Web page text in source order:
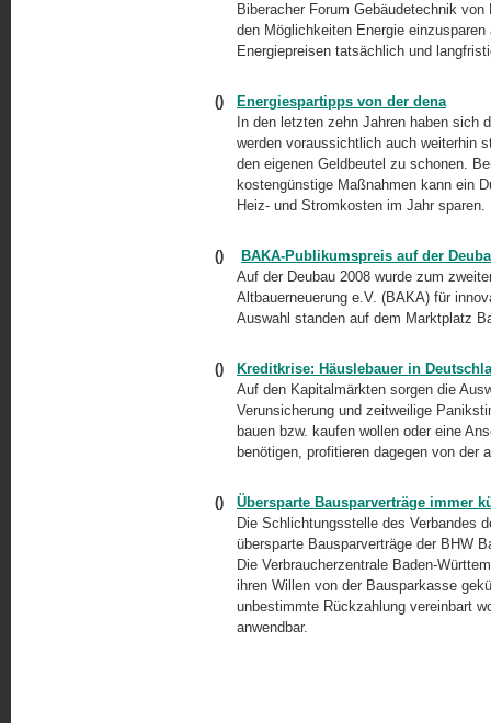
Biberacher Forum Gebäudetechnik
den Möglichkeiten Energie
Energiepreisen tatsächlich und
()
Energiespartipps von der dena
In den letzten zehn Jahren haben sich
werden voraussichtlich auch weiterhin
den eigenen Geldbeutel zu schonen.
kostengünstige Maßnahmen kann ein
Heiz- und Stromkosten im Jahr sparen.
()
BAKA-Publikumspreis auf der
Auf der Deubau 2008 wurde zum
Altbauerneuerung e.V. (BAKA) für
Auswahl standen auf dem Marktplatz
()
Kreditkrise: Häuslebauer in
Auf den Kapitalmärkten sorgen die
Verunsicherung und zeitweilige
bauen bzw. kaufen wollen oder eine
benötigen, profitieren dagegen von der
()
Übersparte Bausparverträge immer
Die Schlichtungsstelle des Verbandes
übersparte Bausparverträge der BHW
Die Verbraucherzentrale Baden-
ihren Willen von der Bausparkasse
unbestimmte Rückzahlung vereinbart
anwendbar.